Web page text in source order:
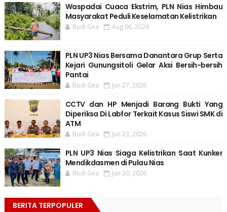
Waspadai Cuaca Ekstrim, PLN Nias Himbau
Masyarakat Peduli Keselamatan Kelistrikan
Budi Gea Aug 06, 2026
PLN UP3 Nias Bersama Danantara Grup Serta
Kejari Gunungsitoli Gelar Aksi Bersih-bersih
Pantai
Budi Gea Jun 27, 2026
CCTV dan HP Menjadi Barang Bukti Yang
Diperiksa Di Labfor Terkait Kasus Siswi SMK di
ATM
Budi Gea Jun 23, 2026
PLN UP3 Nias Siaga Kelistrikan Saat Kunker
Mendikdasmen di Pulau Nias
Budi Gea Jun 20, 2026
BERITA TERPOPULER